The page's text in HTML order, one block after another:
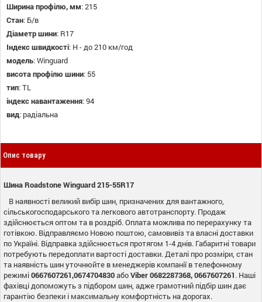
Ширина профілю, мм:215
Стан: Б/в
Діаметр шини: R17
Індекс швидкості: H - до 210 км/год
модель:Winguard
висота профілю шини: 55
тип:TL
індекс навантаження:94
вид: радіальна
Опис товару
Шина Roadstone Winguard 215-55R17
В наявності великий вибір шин, призначених для вантажного,
сільськогосподарського та легкового автотранспорту. Продаж
здійснюється оптом та в роздріб. Оплата можлива по перерахунку та
готівкою. Відправляємо Новою поштою, самовивіз та власні доставки
по Україні. Відправка здійснюється протягом 1-4 днів. Габаритні товари
потребують передоплати вартості доставки. Деталі про розміри, стан
та наявність шин уточнюйте в менеджерів компанії в телефонному
режимі0667607261,0674704830абоViber 0682287368, 0667607261. Наші
фахівці допоможуть з підбором шин, адже грамотний підбір шин дає
гарантію безпеки і максимальну комфортність на дорогах.